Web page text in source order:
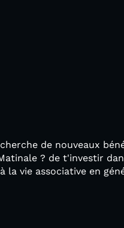
de nouveaux
? de t'investir
la vie associative en